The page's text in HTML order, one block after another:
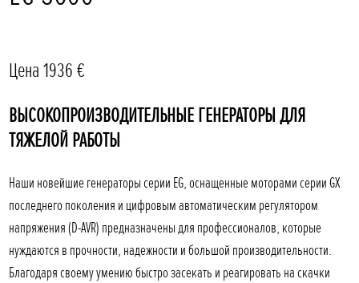
Цена 1936 €
ВЫСОКОПРОИЗВОДИТЕЛЬНЫЕ ГЕНЕРАТОРЫ ДЛЯ
ТЯЖЕЛОЙ РАБОТЫ
Наши новейшие генераторы серии EG, оснащенные моторами серии GX
последнего поколения и цифровым автоматическим регулятором
напряжения (D-AVR) предназначены для профессионалов, которые
нуждаются в прочности, надежности и большой производительности.
Благодаря своему умению быстро засекать и реагировать на скачки